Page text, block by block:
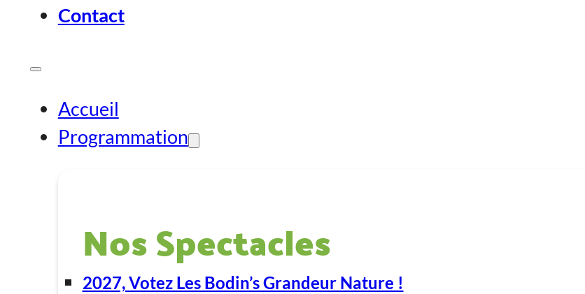
Contact
Accueil
Programmation
Nos Spectacles
2027, Votez Les Bodin’s Grandeur Nature !